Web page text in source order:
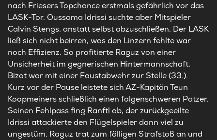
nach Friesers Topchance erstmals gefährlich vor das
LASK-Tor. Oussama Idrissi suchte aber Mitspieler
Calvin Stengs, anstatt selbst abzuschließen. Der LASK
ließ sich nicht beirren, was den Linzern fehlte war
noch Effizienz. So profitierte Raguz von einer
Unsicherheit im gegnerischen Hintermannschaft,
Bizot war mit einer Faustabwehr zur Stelle (33.).
Kurz vor der Pause leistete sich AZ-Kapitän Teun
Koopmeiners schließlich einen folgenschweren Patzer.
Seinen Fehlpass fing Ranftl ab, der zurückgeeilte
Idrissi attackierte den Flügelspieler dann viel zu
ungestüm. Raguz trat zum fälligen Strafstoß an und